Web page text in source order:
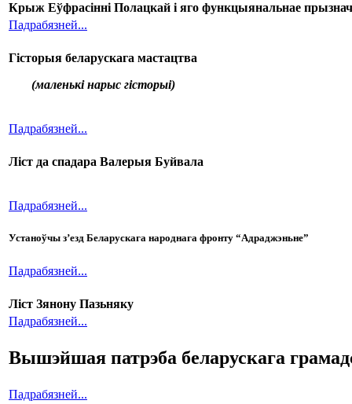
Крыж Еўфрасінні Полацкай і яго функцыянальнае п
Падрабязней...
Гісторыя беларускага мастацтва
(маленькі нарыс гісторыі)
Падрабязней...
Ліст да спадара Валерыя Буйвала
Падрабязней...
Устаноўчы з’езд Беларускага народнага фронту “Адраджэньне”
Падрабязней...
Ліст Зянону Пазьняку
Падрабязней...
Вышэйшая патрэба беларускага
Падрабязней...